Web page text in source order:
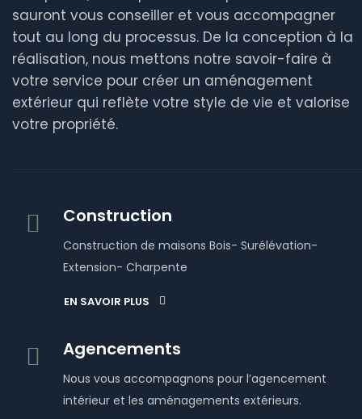
sauront vous conseiller et vous accompagner
tout au long du processus. De la conception à la
réalisation, nous mettons notre savoir-faire à
votre service pour créer un aménagement
extérieur qui reflète votre style de vie et valorise
votre propriété.
Construction
Construction de maisons Bois- Surélévation-
Extension- Charpente
EN SAVOIR PLUS
Agencements
Nous vous accompagnons pour l’agencement
intérieur et les aménagements extérieurs.